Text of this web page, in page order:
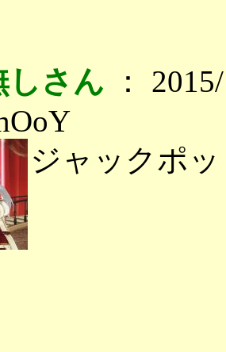
しさん ：
ジャックポ